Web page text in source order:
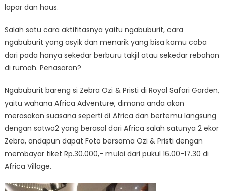
lapar dan haus.
Salah satu cara aktifitasnya yaitu ngabuburit, cara
ngabuburit yang asyik dan menarik yang bisa kamu coba
dari pada hanya sekedar berburu takjil atau sekedar rebahan
di rumah. Penasaran?
Ngabuburit bareng si Zebra Ozi & Pristi di Royal Safari Garden,
yaitu wahana Africa Adventure, dimana anda akan
merasakan suasana seperti di Africa dan bertemu langsung
dengan satwa2 yang berasal dari Africa salah satunya 2 ekor
Zebra, andapun dapat Foto bersama Ozi & Pristi dengan
membayar tiket Rp.30.000,- mulai dari pukul 16.00-17.30 di
Africa Village.